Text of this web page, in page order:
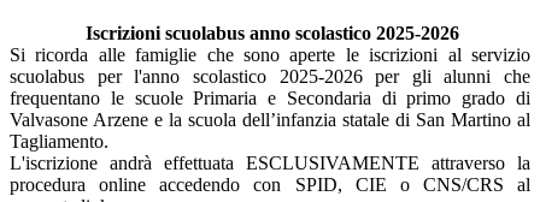
Iscrizioni scuolabus anno scolastico 2025-2026
Si ricorda alle famiglie che sono aperte le iscrizioni al servizio
scuolabus per l'anno scolastico 2025-2026 per gli alunni che
frequentano le scuole Primaria e Secondaria di primo grado di
Valvasone Arzene e la scuola dell’infanzia statale di San Martino al
Tagliamento.
L'iscrizione andrà effettuata ESCLUSIVAMENTE attraverso la
procedura online accedendo con SPID, CIE o CNS/CRS al